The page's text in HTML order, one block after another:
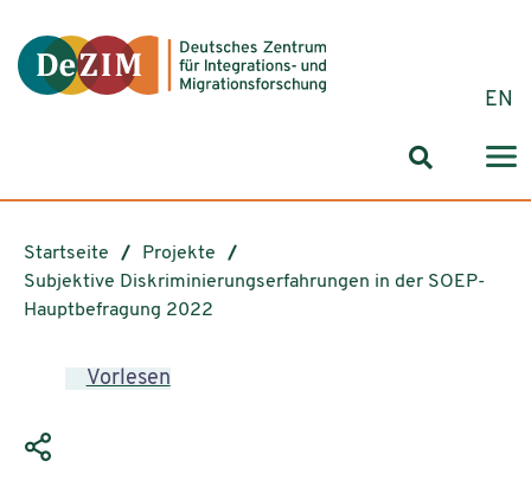
EN
Startseite
Projekte
Subjektive Diskriminierungserfahrungen in der SOEP-
Hauptbefragung 2022
Vorlesen